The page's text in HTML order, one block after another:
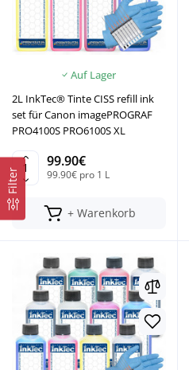
Filter
Auf Lager
2L InkTec® Tinte CISS refill ink
set für Canon imagePROGRAF
PRO4100S PRO6100S XL
99.90€
99.90€ pro 1 L
+ Warenkorb